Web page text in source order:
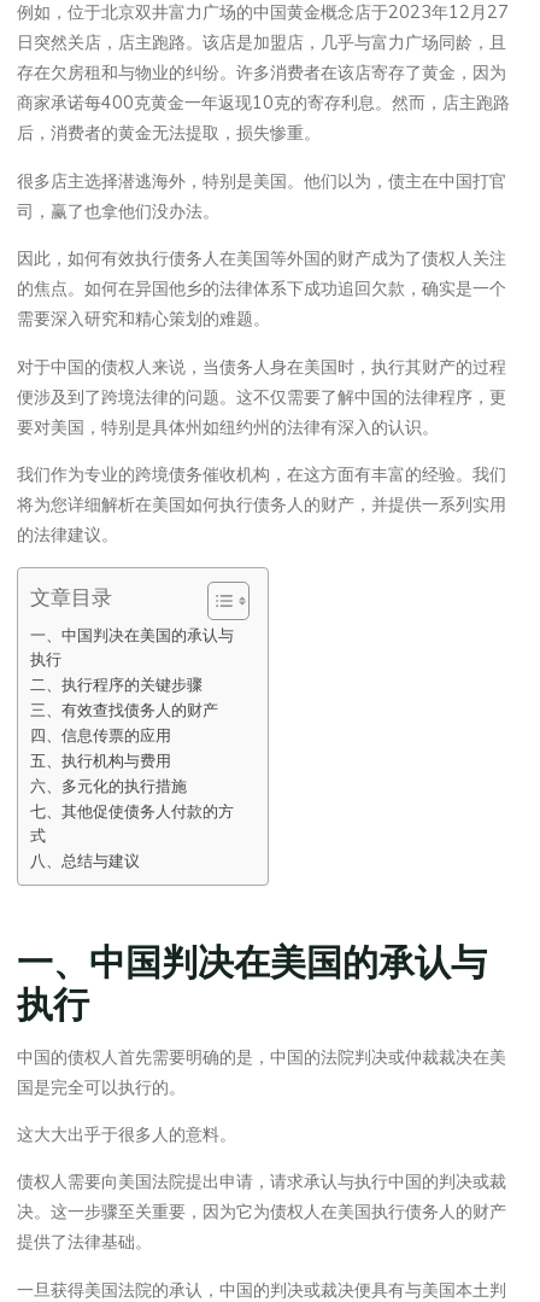
例如，位于北京双井富力广场的中国黄金概念店于2023年12月27
日突然关店，店主跑路。该店是加盟店，几乎与富力广场同龄，且
存在欠房租和与物业的纠纷。许多消费者在该店寄存了黄金，因为
商家承诺每400克黄金一年返现10克的寄存利息。然而，店主跑路
后，消费者的黄金无法提取，损失惨重。
很多店主选择潜逃海外，特别是美国。他们以为，债主在中国打官
司，赢了也拿他们没办法。
因此，如何有效执行债务人在美国等外国的财产成为了债权人关注
的焦点。如何在异国他乡的法律体系下成功追回欠款，确实是一个
需要深入研究和精心策划的难题。
对于中国的债权人来说，当债务人身在美国时，执行其财产的过程
便涉及到了跨境法律的问题。这不仅需要了解中国的法律程序，更
要对美国，特别是具体州如纽约州的法律有深入的认识。
我们作为专业的跨境债务催收机构，在这方面有丰富的经验。我们
将为您详细解析在美国如何执行债务人的财产，并提供一系列实用
的法律建议。
文章目录
一、中国判决在美国的承认与
执行
二、执行程序的关键步骤
三、有效查找债务人的财产
四、信息传票的应用
五、执行机构与费用
六、多元化的执行措施
七、其他促使债务人付款的方
式
八、总结与建议
一、中国判决在美国的承认与
执行
中国的债权人首先需要明确的是，中国的法院判决或仲裁裁决在美
国是完全可以执行的。
这大大出乎于很多人的意料。
债权人需要向美国法院提出申请，请求承认与执行中国的判决或裁
决。这一步骤至关重要，因为它为债权人在美国执行债务人的财产
提供了法律基础。
一旦获得美国法院的承认，中国的判决或裁决便具有与美国本土判